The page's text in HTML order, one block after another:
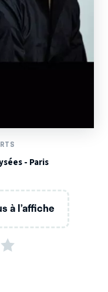
- Paris
à l’affiche